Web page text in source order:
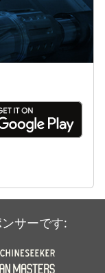
サーです: